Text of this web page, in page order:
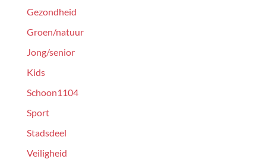
Gezondheid
Groen/natuur
Jong/senior
Kids
Schoon1104
Sport
Stadsdeel
Veiligheid